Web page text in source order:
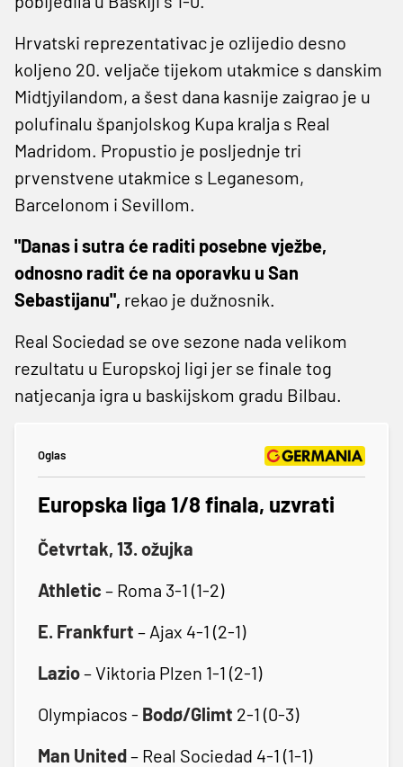
Hrvatski reprezentativac je ozlijedio desno
koljeno 20. veljače tijekom utakmice s danskim
Midtjyilandom, a šest dana kasnije zaigrao je u
polufinalu španjolskog Kupa kralja s Real
Madridom. Propustio je posljednje tri
prvenstvene utakmice s Leganesom,
Barcelonom i Sevillom.
"Danas i sutra će raditi posebne vježbe,
odnosno radit će na oporavku u San
Sebastijanu", rekao je dužnosnik.
Real Sociedad se ove sezone nada velikom
rezultatu u Europskoj ligi jer se finale tog
natjecanja igra u baskijskom gradu Bilbau.
Oglas
Europska liga 1/8 finala, uzvrati
Četvrtak, 13. ožujka
Athletic – Roma 3-1 (1-2)
E. Frankfurt – Ajax 4-1 (2-1)
Lazio– Viktoria Plzen 1-1 (2-1)
Olympiacos - Bodø/Glimt 2-1 (0-3)
Man United– Real Sociedad 4-1 (1-1)